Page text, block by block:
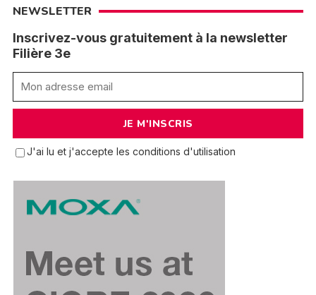
NEWSLETTER
Inscrivez-vous gratuitement à la newsletter
Filière 3e
J'ai lu et j'accepte les conditions d'utilisation